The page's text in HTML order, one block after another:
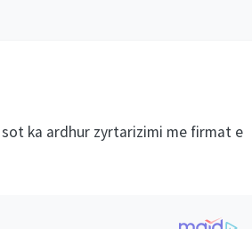
ka ardhur zyrtarizimi me firmat e